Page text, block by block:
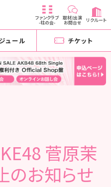
ファンクラブ
-柱の会-
取材/出演
お問合せ リクルート
ュール チケット
菅原茉
のお知らせ